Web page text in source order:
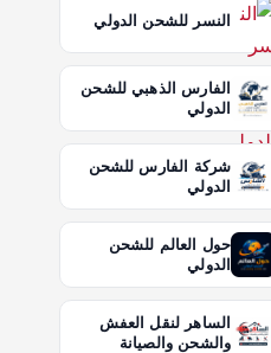
النسر للشحن الدولي
الفارس الذهبي للشحن
الدولي
شركة الفارس للشحن
الدولي
حول العالم للشحن
الدولي
الساهر لنقل العفش
والشحن والصيانة